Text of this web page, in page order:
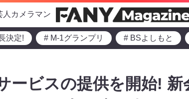
人カメラマン
決定! # M-1グランプリ # BSよしもと
ービスの提供を開始!